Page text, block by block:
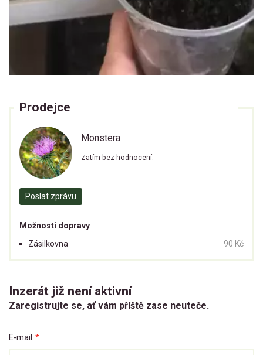
Prodejce
Monstera
Zatím bez hodnocení.
Poslat zprávu
Možnosti dopravy
Zásilkovna
90 Kč
Inzerát již není aktivní
Zaregistrujte se, ať vám příště zase neuteče.
E-mail *